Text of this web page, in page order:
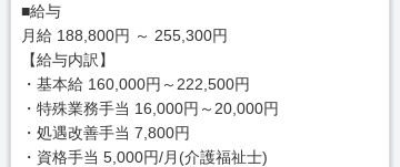
■給与
月給 188,800円 ～ 255,300円
【給与内訳】
・基本給 160,000円～222,500円
・特殊業務手当 16,000円～20,000円
・処遇改善手当 7,800円
・資格手当 5,000円/月(介護福祉士)